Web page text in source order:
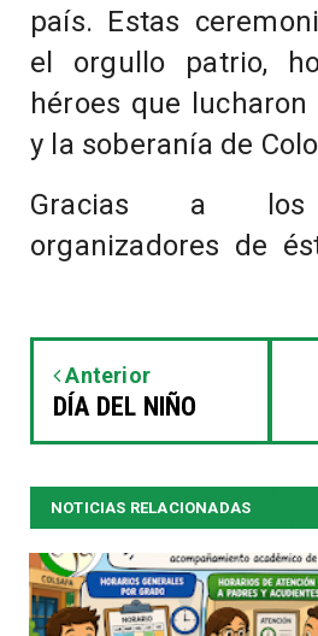
país. Estas
el orgullo patrio,
héroes que
y la soberanía de
Gracias a los
organizadores de
Anterior
DÍA DEL NIÑO
NOTICIAS RELACIONADAS